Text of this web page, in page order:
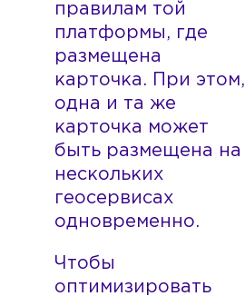
правилам той
платформы, где
размещена
карточка. При этом,
одна и та же
карточка может
быть размещена на
нескольких
геосервисах
одновременно.
Чтобы
оптимизировать